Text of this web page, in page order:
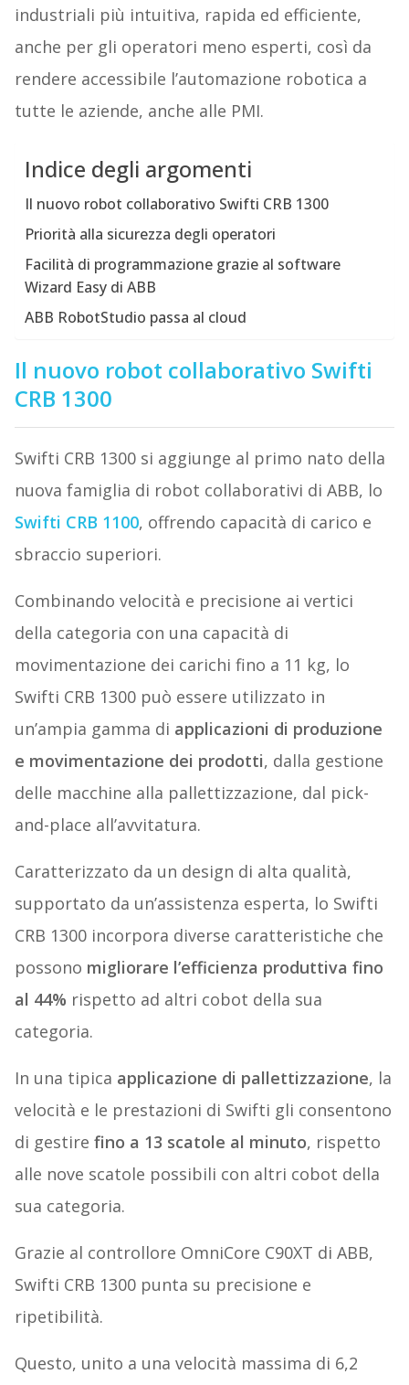
industriali più intuitiva, rapida ed efficiente,
anche per gli operatori meno esperti, così da
rendere accessibile l’automazione robotica a
tutte le aziende, anche alle PMI.
Indice degli argomenti
Il nuovo robot collaborativo Swifti CRB 1300
Priorità alla sicurezza degli operatori
Facilità di programmazione grazie al software
Wizard Easy di ABB
ABB RobotStudio passa al cloud
Il nuovo robot collaborativo Swifti
CRB 1300
Swifti CRB 1300 si aggiunge al primo nato della
nuova famiglia di robot collaborativi di ABB, lo
Swifti CRB 1100, offrendo capacità di carico e
sbraccio superiori.
Combinando velocità e precisione ai vertici
della categoria con una capacità di
movimentazione dei carichi fino a 11 kg, lo
Swifti CRB 1300 può essere utilizzato in
un’ampia gamma di applicazioni di produzione
e movimentazione dei prodotti, dalla gestione
delle macchine alla pallettizzazione, dal pick-
and-place all’avvitatura.
Caratterizzato da un design di alta qualità,
supportato da un’assistenza esperta, lo Swifti
CRB 1300 incorpora diverse caratteristiche che
possono migliorare l’efficienza produttiva fino
al 44% rispetto ad altri cobot della sua
categoria.
In una tipica applicazione di pallettizzazione, la
velocità e le prestazioni di Swifti gli consentono
di gestire fino a 13 scatole al minuto, rispetto
alle nove scatole possibili con altri cobot della
sua categoria.
Grazie al controllore OmniCore C90XT di ABB,
Swifti CRB 1300 punta su precisione e
ripetibilità.
Questo, unito a una velocità massima di 6,2